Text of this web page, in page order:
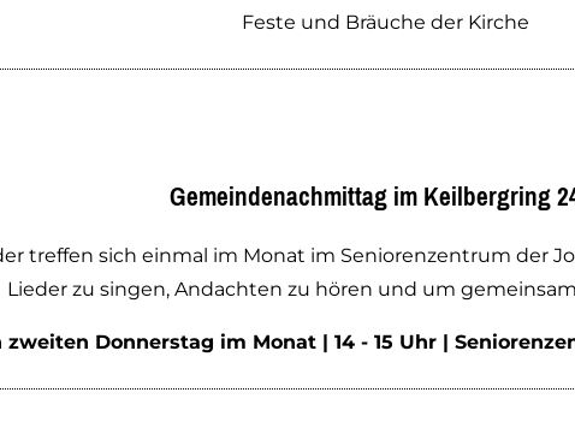
Feste und Bräuche der Kirche
Gemeindenachmittag im Keilbergring
treffen sich einmal im Monat im Seniorenzentrum der
Lieder zu singen, Andachten zu hören und um
zweiten Donnerstag im Monat | 14 - 15 Uhr |